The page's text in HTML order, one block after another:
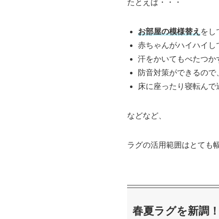
たとえば・・・
お部屋の模様替えをし
赤ちゃんがハイハイ
汗をかいてもべたつ
防音対策ができるの
床に座ったり寝転ん
などなど、
ラグの活用範囲はとても
春夏ラグを新調